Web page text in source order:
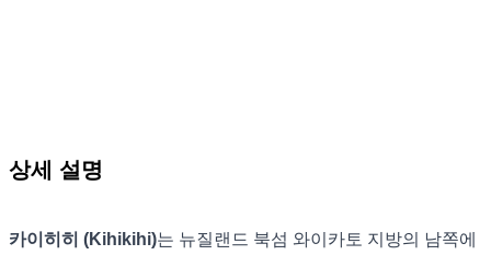
상세 설명
카이히히 (Kihikihi)는 뉴질랜드 북섬 와이카토 지방의 남쪽에